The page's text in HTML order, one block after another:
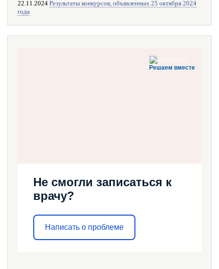
22.11.2024 Результаты конкурсов, объявленных 25 октября 2024
года
Решаем вместе
Не смогли записаться к
врачу?
Написать о проблеме